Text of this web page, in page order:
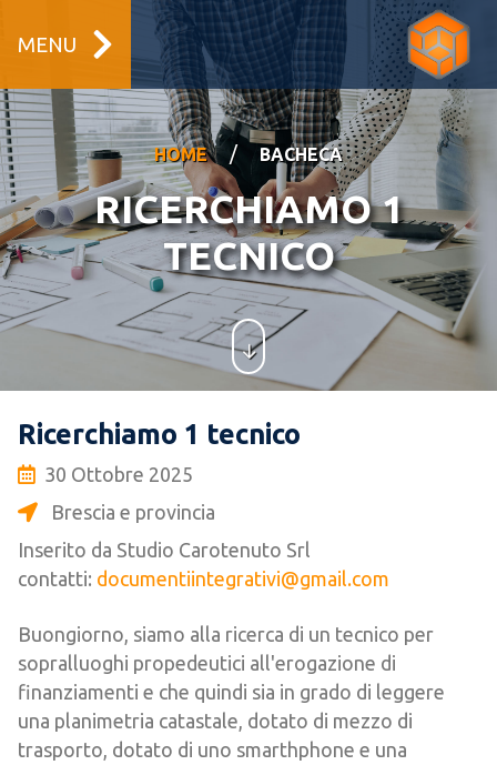
MENU
HOME / BACHECA
RICERCHIAMO 1
TECNICO
Ricerchiamo 1 tecnico
30 Ottobre 2025
Brescia e provincia
Inserito da Studio Carotenuto Srl
contatti: documentiintegrativi@gmail.com
Buongiorno, siamo alla ricerca di un tecnico per
sopralluoghi propedeutici all'erogazione di
finanziamenti e che quindi sia in grado di leggere
una planimetria catastale, dotato di mezzo di
trasporto, dotato di uno smarthphone e una